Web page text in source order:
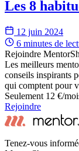
Les 8
12 juin 2024
6 minutes de
Rejoindre
Les meilleurs
conseils inspirants
qui comptent pour
Seulement 12 €/
Rejoindre
Tenez-vous